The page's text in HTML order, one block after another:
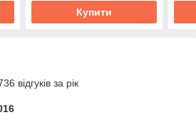
Купити
відгуків за рік